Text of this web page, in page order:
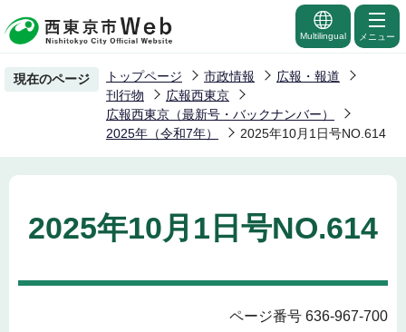
の
ー
先
頭
Multilingual メニュー
現在のページ トップページ 市政情報
広報・報道
刊行物
広報西東京
広報西東京（最新号・バックナンバー）
2025年（令和7年）
2025年10月1日号NO.614
2025年10月1日号NO.614
ページ番号 636-967-700